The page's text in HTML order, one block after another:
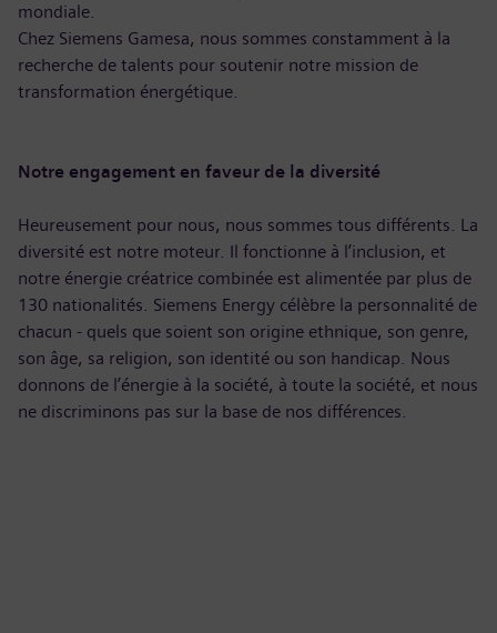
mondiale.
Chez Siemens Gamesa, nous sommes constamment à la
recherche de talents pour soutenir notre mission de
transformation énergétique.
Notre engagement en faveur de la diversité
Heureusement pour nous, nous sommes tous différents. La
diversité est notre moteur. Il fonctionne à l’inclusion, et
notre énergie créatrice combinée est alimentée par plus de
130 nationalités. Siemens Energy célèbre la personnalité de
chacun - quels que soient son origine ethnique, son genre,
son âge, sa religion, son identité ou son handicap. Nous
donnons de l’énergie à la société, à toute la société, et nous
ne discriminons pas sur la base de nos différences.